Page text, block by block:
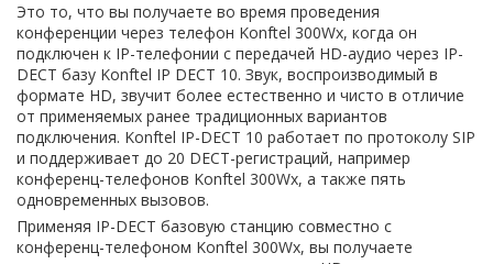
Это то, что вы получаете во время проведения
конференции через телефон Konftel 300Wx, когда он
подключен к IP-телефонии с передачей HD-аудио через IP-
DECT базу Konftel IP DECT 10. Звук, воспроизводимый в
формате HD, звучит более естественно и чисто в отличие
от применяемых ранее традиционных вариантов
подключения. Konftel IP-DECT 10 работает по протоколу SIP
и поддерживает до 20 DECT-регистраций, например
конференц-телефонов Konftel 300Wx, а также пять
одновременных вызовов.
Применяя IP-DECT базовую станцию совместно с
конференц-телефоном Konftel 300Wx, вы получаете